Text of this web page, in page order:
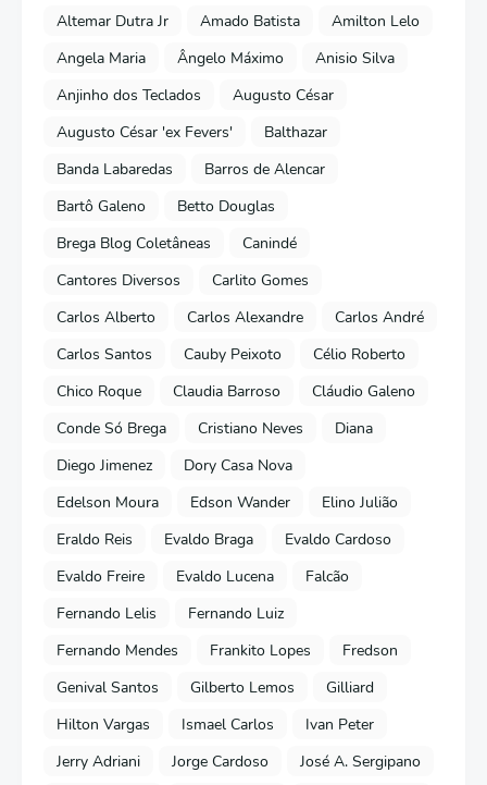
Altemar Dutra Jr
Amado Batista
Amilton Lelo
Angela Maria
Ângelo Máximo
Anisio Silva
Anjinho dos Teclados
Augusto César
Augusto César 'ex Fevers'
Balthazar
Banda Labaredas
Barros de Alencar
Bartô Galeno
Betto Douglas
Brega Blog Coletâneas
Canindé
Cantores Diversos
Carlito Gomes
Carlos Alberto
Carlos Alexandre
Carlos André
Carlos Santos
Cauby Peixoto
Célio Roberto
Chico Roque
Claudia Barroso
Cláudio Galeno
Conde Só Brega
Cristiano Neves
Diana
Diego Jimenez
Dory Casa Nova
Edelson Moura
Edson Wander
Elino Julião
Eraldo Reis
Evaldo Braga
Evaldo Cardoso
Evaldo Freire
Evaldo Lucena
Falcão
Fernando Lelis
Fernando Luiz
Fernando Mendes
Frankito Lopes
Fredson
Genival Santos
Gilberto Lemos
Gilliard
Hilton Vargas
Ismael Carlos
Ivan Peter
Jerry Adriani
Jorge Cardoso
José A. Sergipano